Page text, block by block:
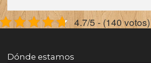
4.7/5 - (140 votos)
Dónde estamos